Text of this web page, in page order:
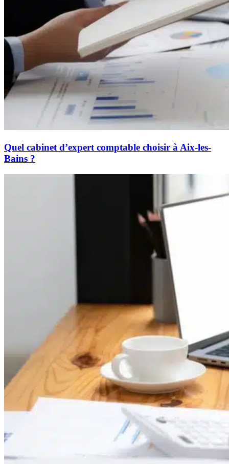
Quel cabinet d’expert comptable choisir à Aix-les-
Bains ?